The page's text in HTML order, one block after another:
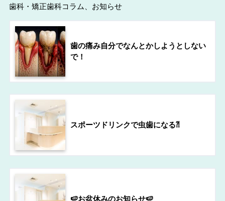
歯科・矯正歯科コラム、お知らせ
歯の痛み自分でなんとかしようとしない
で！
スポーツドリンクで虫歯になる⁈
🍉お盆休みのお知らせ🍉